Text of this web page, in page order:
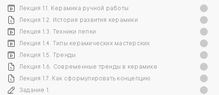
Лекция 1.1. Керамика ручной работы
Лекция 1.2. История развития керамики
Лекция 1.3. Техники лепки
Лекция 1.4. Типы керамических мастерских
Лекция 1.5. Тренды
Лекция 1.6. Современные тренды в керамике
Лекция 1.7. Как сформулировать концепцию
Задание 1.